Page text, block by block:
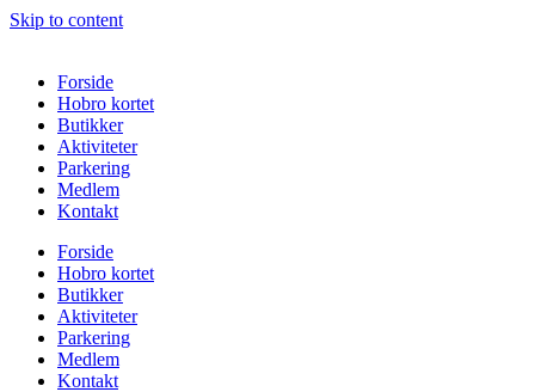
Skip to content
Forside
Hobro kortet
Butikker
Aktiviteter
Parkering
Medlem
Kontakt
Forside
Hobro kortet
Butikker
Aktiviteter
Parkering
Medlem
Kontakt